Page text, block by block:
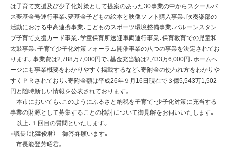
は子育て支援及び少子化対策として提案のあった30事業の中からスクールバ
ス夢基金号運行事業、夢基金子どもの絵本と映像ソフト購入事業、吹奏楽部の
活動における中高連携事業、こどものスポーツ環境整備事業、バルーンスタン
プ子育て支援カード事業、学童保育所送迎車両運行事業、保育教育での児童和
太鼓事業、子育て少子化対策フォーラム開催事業の八つの事業を決定されてお
ります。事業費は2,788万7,000円で、基金充当額は2,433万6,000円、ホームペ
ージにも事業概要をわかりやすく掲載するなど、寄附金の使われ方をわかりや
すくＰＲされており、寄附金額は平成26年９月16日現在で３億5,543万1,502
円と随時新しい情報を公表されております。
本市においても、このようにふるさと納税を子育て・少子化対策に充当する
事業の財源として募集することの検討について御見解をお伺いいたします。
以上、１回目の質問といたします。
○議長（北猛俊君） 御答弁願います。
市長能登芳昭君。